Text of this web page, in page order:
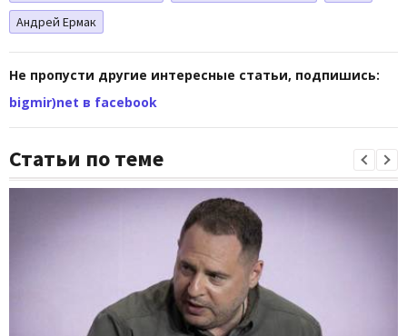
Андрей Ермак
Не пропусти другие интересные статьи, подпишись:
bigmir)net в facebook
Статьи по теме